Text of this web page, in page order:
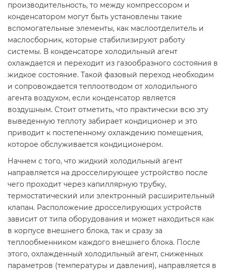
производительность, то между компрессором и
конденсатором могут быть установлены такие
вспомогательные элементы, как маслоотделитель и
маслосборник, которые стабилизируют работу
системы. В конденсаторе холодильный агент
охлаждается и переходит из газообразного состояния в
жидкое состояние. Такой фазовый переход необходим
и сопровождается теплоотводом от холодильного
агента воздухом, если конденсатор является
воздушным. Стоит отметить, что практически всю эту
выведенную теплоту забирает кондиционер и это
приводит к постепенному охлаждению помещения,
которое обслуживается кондиционером.
Начнем с того, что жидкий холодильный агент
направляется на дросселирующее устройство после
чего проходит через капиллярную трубку,
термостатический или электронный расширительный
клапан. Расположение дросселирующих устройств
зависит от типа оборудования и может находиться как
в корпусе внешнего блока, так и сразу за
теплообменником каждого внешнего блока. После
этого, охлажденный холодильный агент, сниженных
параметров (температуры и давления), направляется в